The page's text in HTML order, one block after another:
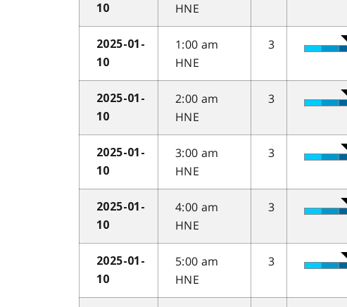
10
HNE
2025-01-
10
1:00 am
HNE
3
2025-01-
10
2:00 am
HNE
3
2025-01-
10
3:00 am
HNE
3
2025-01-
10
4:00 am
HNE
3
2025-01-
10
5:00 am
HNE
3